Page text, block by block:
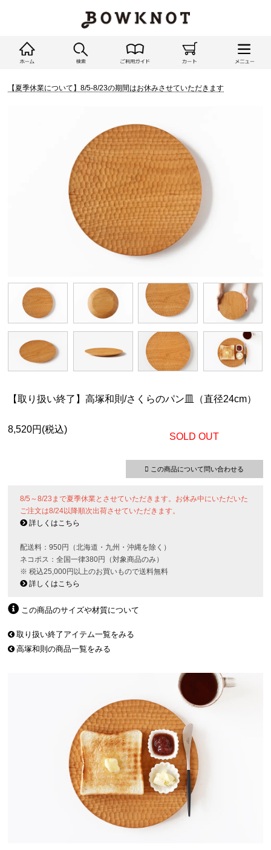
【夏季休業について】8/5-8/23の期間はお休みさせていただきます
【取り扱い終了】高塚和則/さくらのパン皿（直径24cm）
8,520円(税込)
SOLD OUT
この商品について問い合わせる
8/5～8/23まで夏季休業とさせていただきます。お休み中にいただいた
ご注文は8/24以降順次出荷させていただきます。
詳しくはこちら
配送料：950円（北海道・九州・沖縄を除く）
ネコポス：全国一律380円（対象商品のみ）
※ 税込25,000円以上のお買いもので送料無料
詳しくはこちら
この商品のサイズや材質について
取り扱い終了アイテム一覧をみる
高塚和則の商品一覧をみる